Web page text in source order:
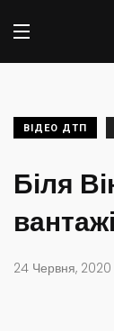
ВІДЕО ДТП
Біля
24 Червня, 2020